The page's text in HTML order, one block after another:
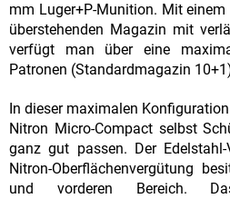
mm Luger+P-Munition. Mit
überstehenden Magazin mit
verfügt man über eine
Patronen (Standardmagazin
In dieser maximalen
Nitron Micro-Compact selbst
ganz gut passen. Der
Nitron-Oberflächenvergütung
und vorderen Bereich.